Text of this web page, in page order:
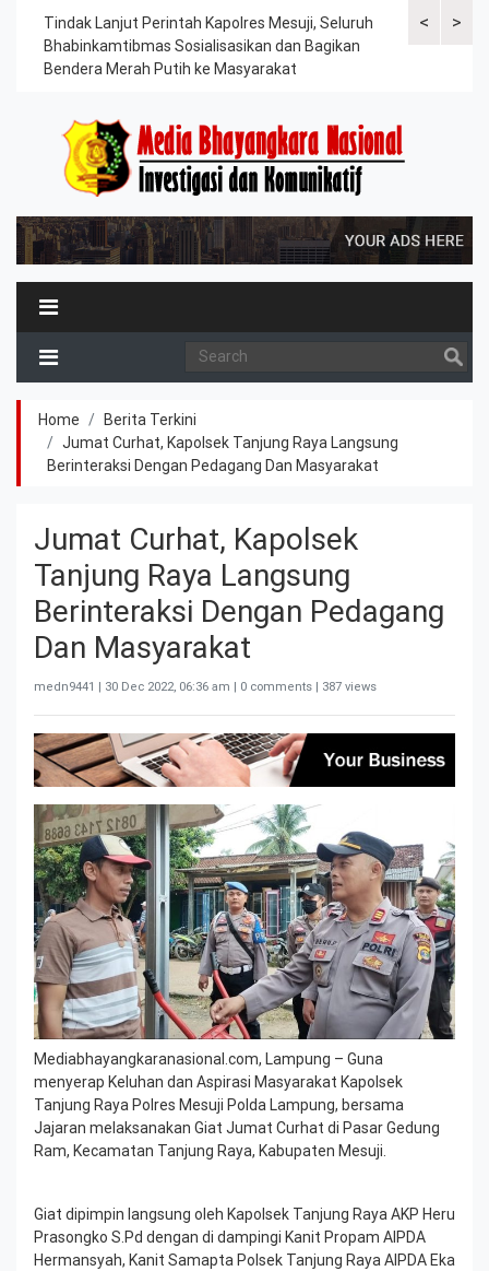
<
Tindak Lanjut Perintah Kapolres Mesuji, Seluruh
Bhabinkamtibmas Sosialisasikan dan Bagikan
Bendera Merah Putih ke Masyarakat
Sat Lantas
>
Home
Berita Terkini
Jumat Curhat, Kapolsek Tanjung Raya Langsung
Berinteraksi Dengan Pedagang Dan Masyarakat
Jumat Curhat, Kapolsek
Tanjung Raya Langsung
Berinteraksi Dengan Pedagang
Dan Masyarakat
medn9441 | 30 Dec 2022, 06:36 am | 0 comments | 387 views
Mediabhayangkaranasional.com, Lampung – Guna
menyerap Keluhan dan Aspirasi Masyarakat Kapolsek
Tanjung Raya Polres Mesuji Polda Lampung, bersama
Jajaran melaksanakan Giat Jumat Curhat di Pasar Gedung
Ram, Kecamatan Tanjung Raya, Kabupaten Mesuji.
Giat dipimpin langsung oleh Kapolsek Tanjung Raya AKP Heru
Prasongko S.Pd dengan di dampingi Kanit Propam AIPDA
Hermansyah, Kanit Samapta Polsek Tanjung Raya AIPDA Eka